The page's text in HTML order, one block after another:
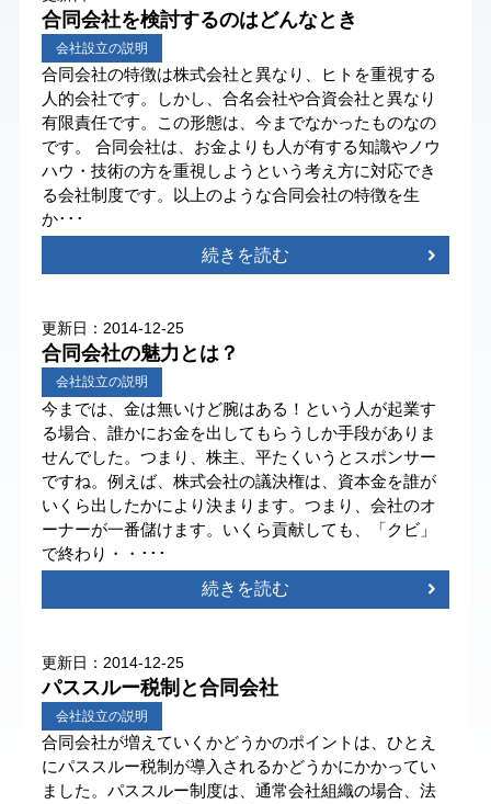
合同会社を検討するのはどんなとき
合同会社の特徴は株式会社と異なり、ヒトを重視する
人的会社です。しかし、合名会社や合資会社と異なり
有限責任です。この形態は、今までなかったものなの
です。 合同会社は、お金よりも人が有する知識やノウ
ハウ・技術の方を重視しようという考え方に対応でき
る会社制度です。以上のような合同会社の特徴を生
か･･･
会社設立の説明
続きを読む
更新日：2014-12-25
合同会社の魅力とは？
今までは、金は無いけど腕はある！という人が起業す
る場合、誰かにお金を出してもらうしか手段がありま
せんでした。つまり、株主、平たくいうとスポンサー
ですね。例えば、株式会社の議決権は、資本金を誰が
いくら出したかにより決まります。つまり、会社のオ
ーナーが一番儲けます。いくら貢献しても、「クビ」
で終わり・・･･･
会社設立の説明
続きを読む
更新日：2014-12-25
パススルー税制と合同会社
合同会社が増えていくかどうかのポイントは、ひとえ
にパススルー税制が導入されるかどうかにかかってい
ました。パススルー制度は、通常会社組織の場合、法
会社設立の説明